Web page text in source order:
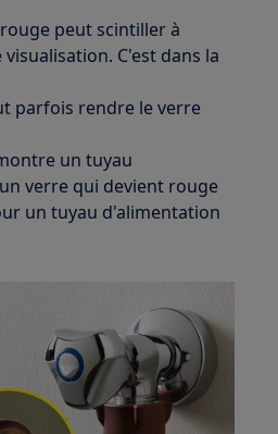
peut scintiller à
C'est dans la
parfois rendre le verre
un tuyau
verre qui devient rouge
un tuyau d'alimentation